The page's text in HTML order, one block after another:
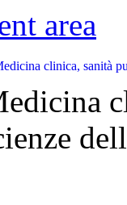
area